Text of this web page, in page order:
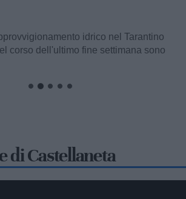
idrico nel Tarantino
corso dell'ultimo fine settimana sono
di Castellaneta